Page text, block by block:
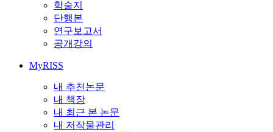
학술지
단행본
연구보고서
공개강의
MyRISS
내 추천논문
내 책장
내 최근 본 논문
내 저작물관리